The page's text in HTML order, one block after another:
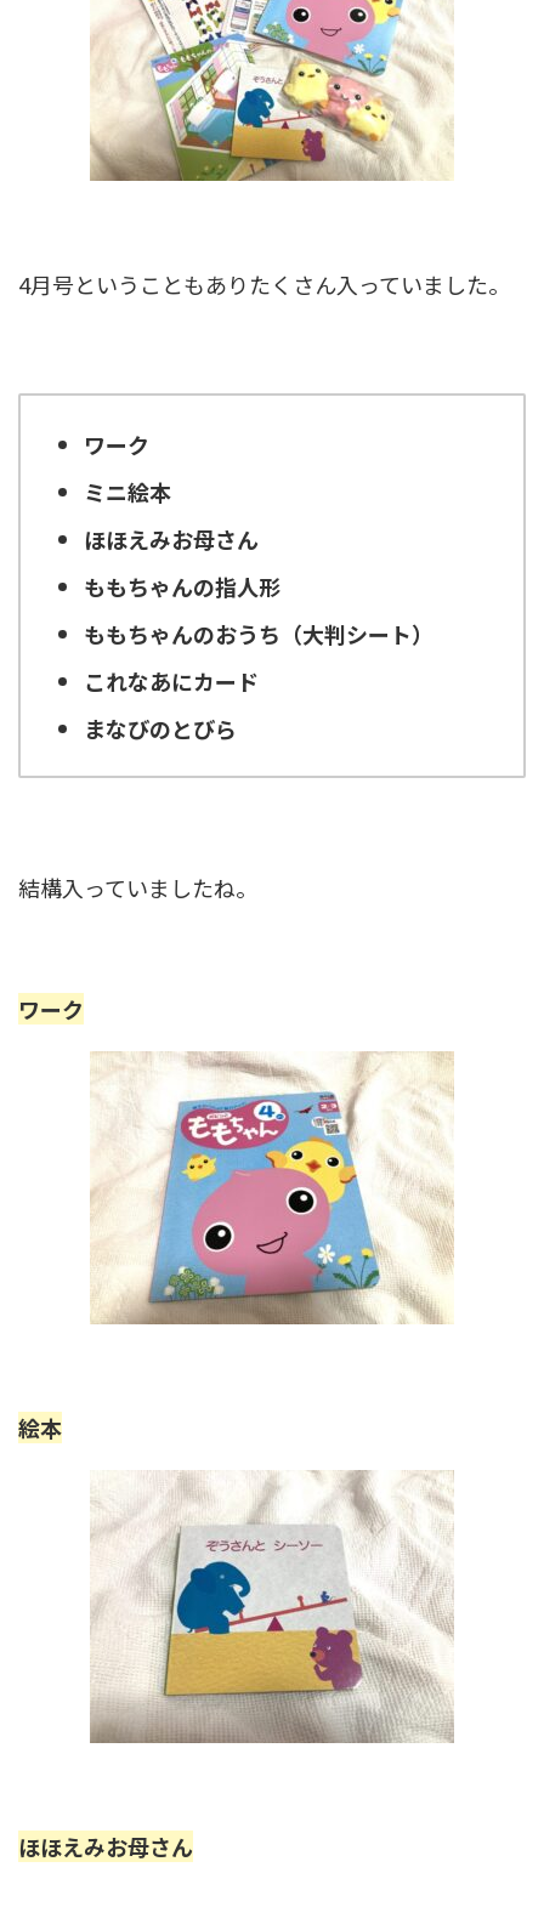
4月号ということもありたくさん入っていました。
ワーク
ミニ絵本
ほほえみお母さん
ももちゃんの指人形
ももちゃんのおうち（大判シート）
これなあにカード
まなびのとびら
結構入っていましたね。
ワーク
絵本
ほほえみお母さん